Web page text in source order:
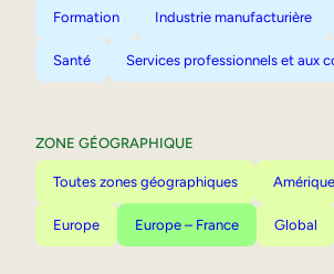
Formation Industrie manufacturière
Santé Services professionnels et aux
ZONE GÉOGRAPHIQUE
Toutes zones géographiques
Europe Europe – France Global